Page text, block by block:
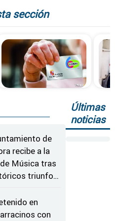
sección
de
recibe a la
Música tras
triunfos
en
con
Últimas
noticias